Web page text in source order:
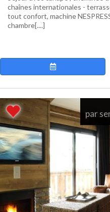
chaînes internationales -
tout confort, machine
chambre[....]
par